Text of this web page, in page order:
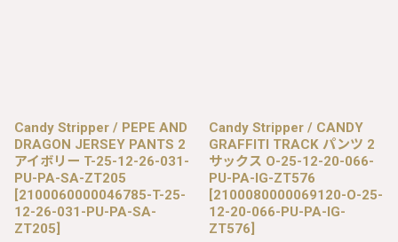
Candy Stripper / PEPE AND
DRAGON JERSEY PANTS 2
アイボリー T-25-12-26-031-
PU-PA-SA-ZT205
[2100060000046785-T-25-
12-26-031-PU-PA-SA-
ZT205]
Candy Stripper / CANDY
GRAFFITI TRACK パンツ 2
サックス O-25-12-20-066-
PU-PA-IG-ZT576
[2100080000069120-O-25-
12-20-066-PU-PA-IG-
ZT576]